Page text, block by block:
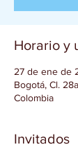
Horario y
27 de ene de
Bogotá, Cl.
Colombia
Invitados